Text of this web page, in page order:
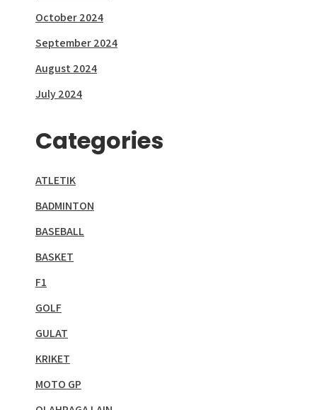
October 2024
September 2024
August 2024
July 2024
Categories
ATLETIK
BADMINTON
BASEBALL
BASKET
F1
GOLF
GULAT
KRIKET
MOTO GP